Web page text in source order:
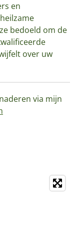
en
bedoeld om de
over uw
via mijn